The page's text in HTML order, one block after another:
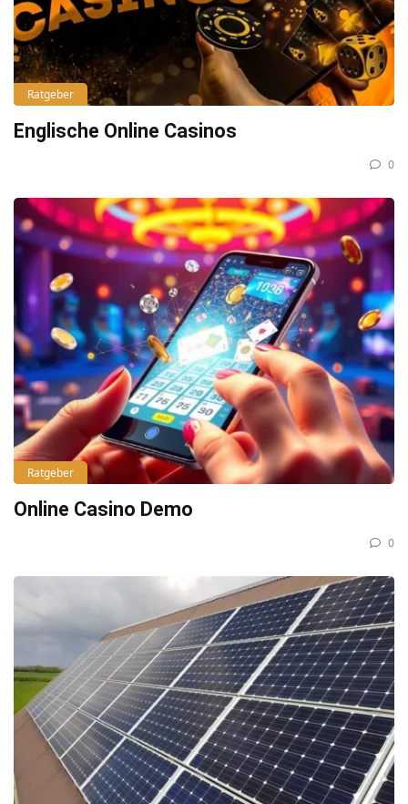
Ratgeber
Englische Online Casinos
0
Ratgeber
Online Casino Demo
0